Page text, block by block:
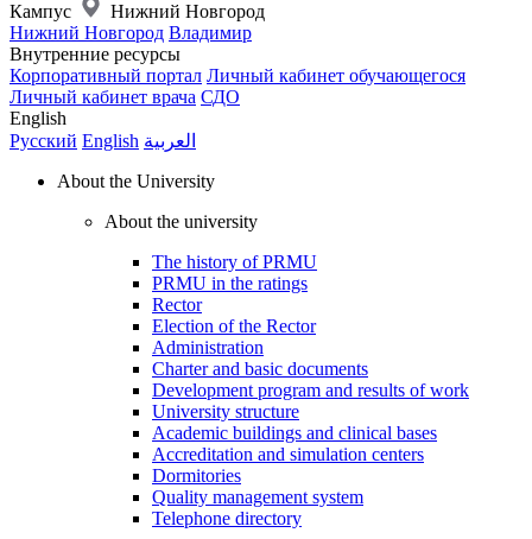
Кампус
Нижний Новгород
Нижний Новгород Владимир
Внутренние ресурсы
Корпоративный портал Личный кабинет обучающегося
Личный кабинет врача СДО
English
Русский English العربية
About the University
About the university
The history of PRMU
PRMU in the ratings
Rector
Election of the Rector
Administration
Charter and basic documents
Development program and results of work
University structure
Academic buildings and clinical bases
Accreditation and simulation centers
Dormitories
Quality management system
Telephone directory